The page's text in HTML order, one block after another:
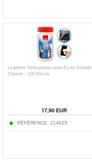
Lingettes Nettoyantes pour Écran Kontakt
Chemie - 100 Pièces
17,90EUR
RÉFÉRENCE: 214625